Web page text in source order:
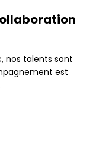
nos talents sont
est